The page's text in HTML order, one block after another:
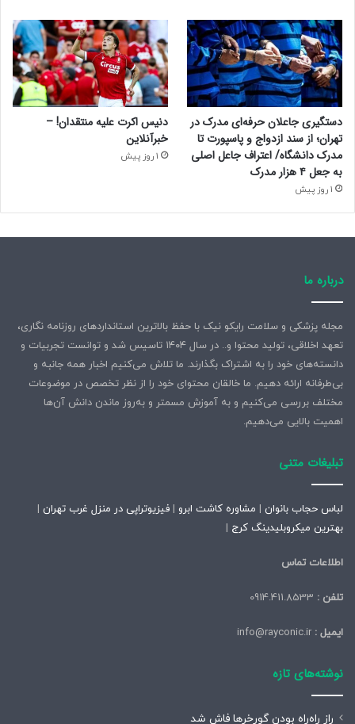
دستگیری جاعلان حرفه‌ای مدرک در
تهران؛ از سند ازدواج و پاسپورت تا
مدرک دانشگاه/ اعتراف جاعل اصلی
به جعل ۴ هزار مدرک
1 روز پیش
دنیس اکرت علیه منتقدان! –
خبرآنلاین
1 روز پیش
درباره ما
مجله پزشکی و سلامت رایکو نیک با حفظ بالاترین استانداردهای روزنامه نگاری،
تعهد اخلاقی، تولید محتوا و.. در سال ۱۴۰۴ تاسیس شد و توانست تجربیات و
دانسته‌های خود را به اشتراک بگذارند. ما تلاش می‌کنیم اخبار همه جانبه و
بی‌طرفانه ارائه دهیم. ما خالقان محتوای خود را از نظر تخصص در موضوعات
مختلف بررسی می‌کنیم و به آموزش مسمتر و به‌روز ماندن دانش آن‌ها
اهمیت بالایی می‌دهیم.
تبلیغات متنی
لباس حجاب بانوان | مشاوره کاشت ابرو | فیزیوتراپی در منزل غرب تهران |
بهترین میکروبلیدینگ کرج |
اطلاعات تماس
تلفن :
ایمیل :
نوشته‌های تازه
راز راه‌راه بودن گورخرها فاش شد